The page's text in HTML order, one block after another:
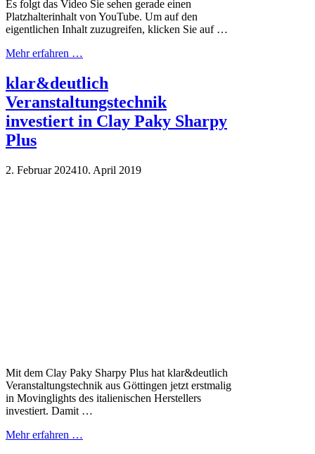
Es folgt das Video Sie sehen gerade einen
Platzhalterinhalt von YouTube. Um auf den
eigentlichen Inhalt zuzugreifen, klicken Sie auf …
Mehr erfahren …
klar&deutlich
Veranstaltungstechnik
investiert in Clay Paky Sharpy
Plus
2. Februar 202410. April 2019
Mit dem Clay Paky Sharpy Plus hat klar&deutlich
Veranstaltungstechnik aus Göttingen jetzt erstmalig
in Movinglights des italienischen Herstellers
investiert. Damit …
Mehr erfahren …